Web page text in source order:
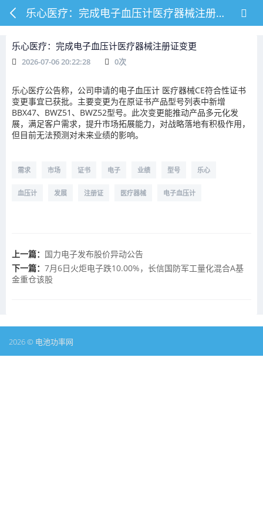
乐心医疗：完成电子血压计医疗器械注册证变更
乐心医疗：完成电子血压计医疗器械注册证变更
2026-07-06 20:22:28 0次
乐心医疗公告称，公司申请的电子血压计 医疗器械CE符合性证书
变更事宜已获批。主要变更为在原证书产品型号列表中新增
BBX47、BWZ51、BWZ52型号。此次变更能推动产品多元化发
展，满足客户需求，提升市场拓展能力，对战略落地有积极作用，
但目前无法预测对未来业绩的影响。
需求 市场 证书 电子 业绩 型号 乐心
血压计 发展 注册证 医疗器械 电子血压计
上一篇： 国力电子发布股价异动公告
下一篇： 7月6日火炬电子跌10.00%，长信国防军工量化混合A基
金重仓该股
2026 © 电池功率网